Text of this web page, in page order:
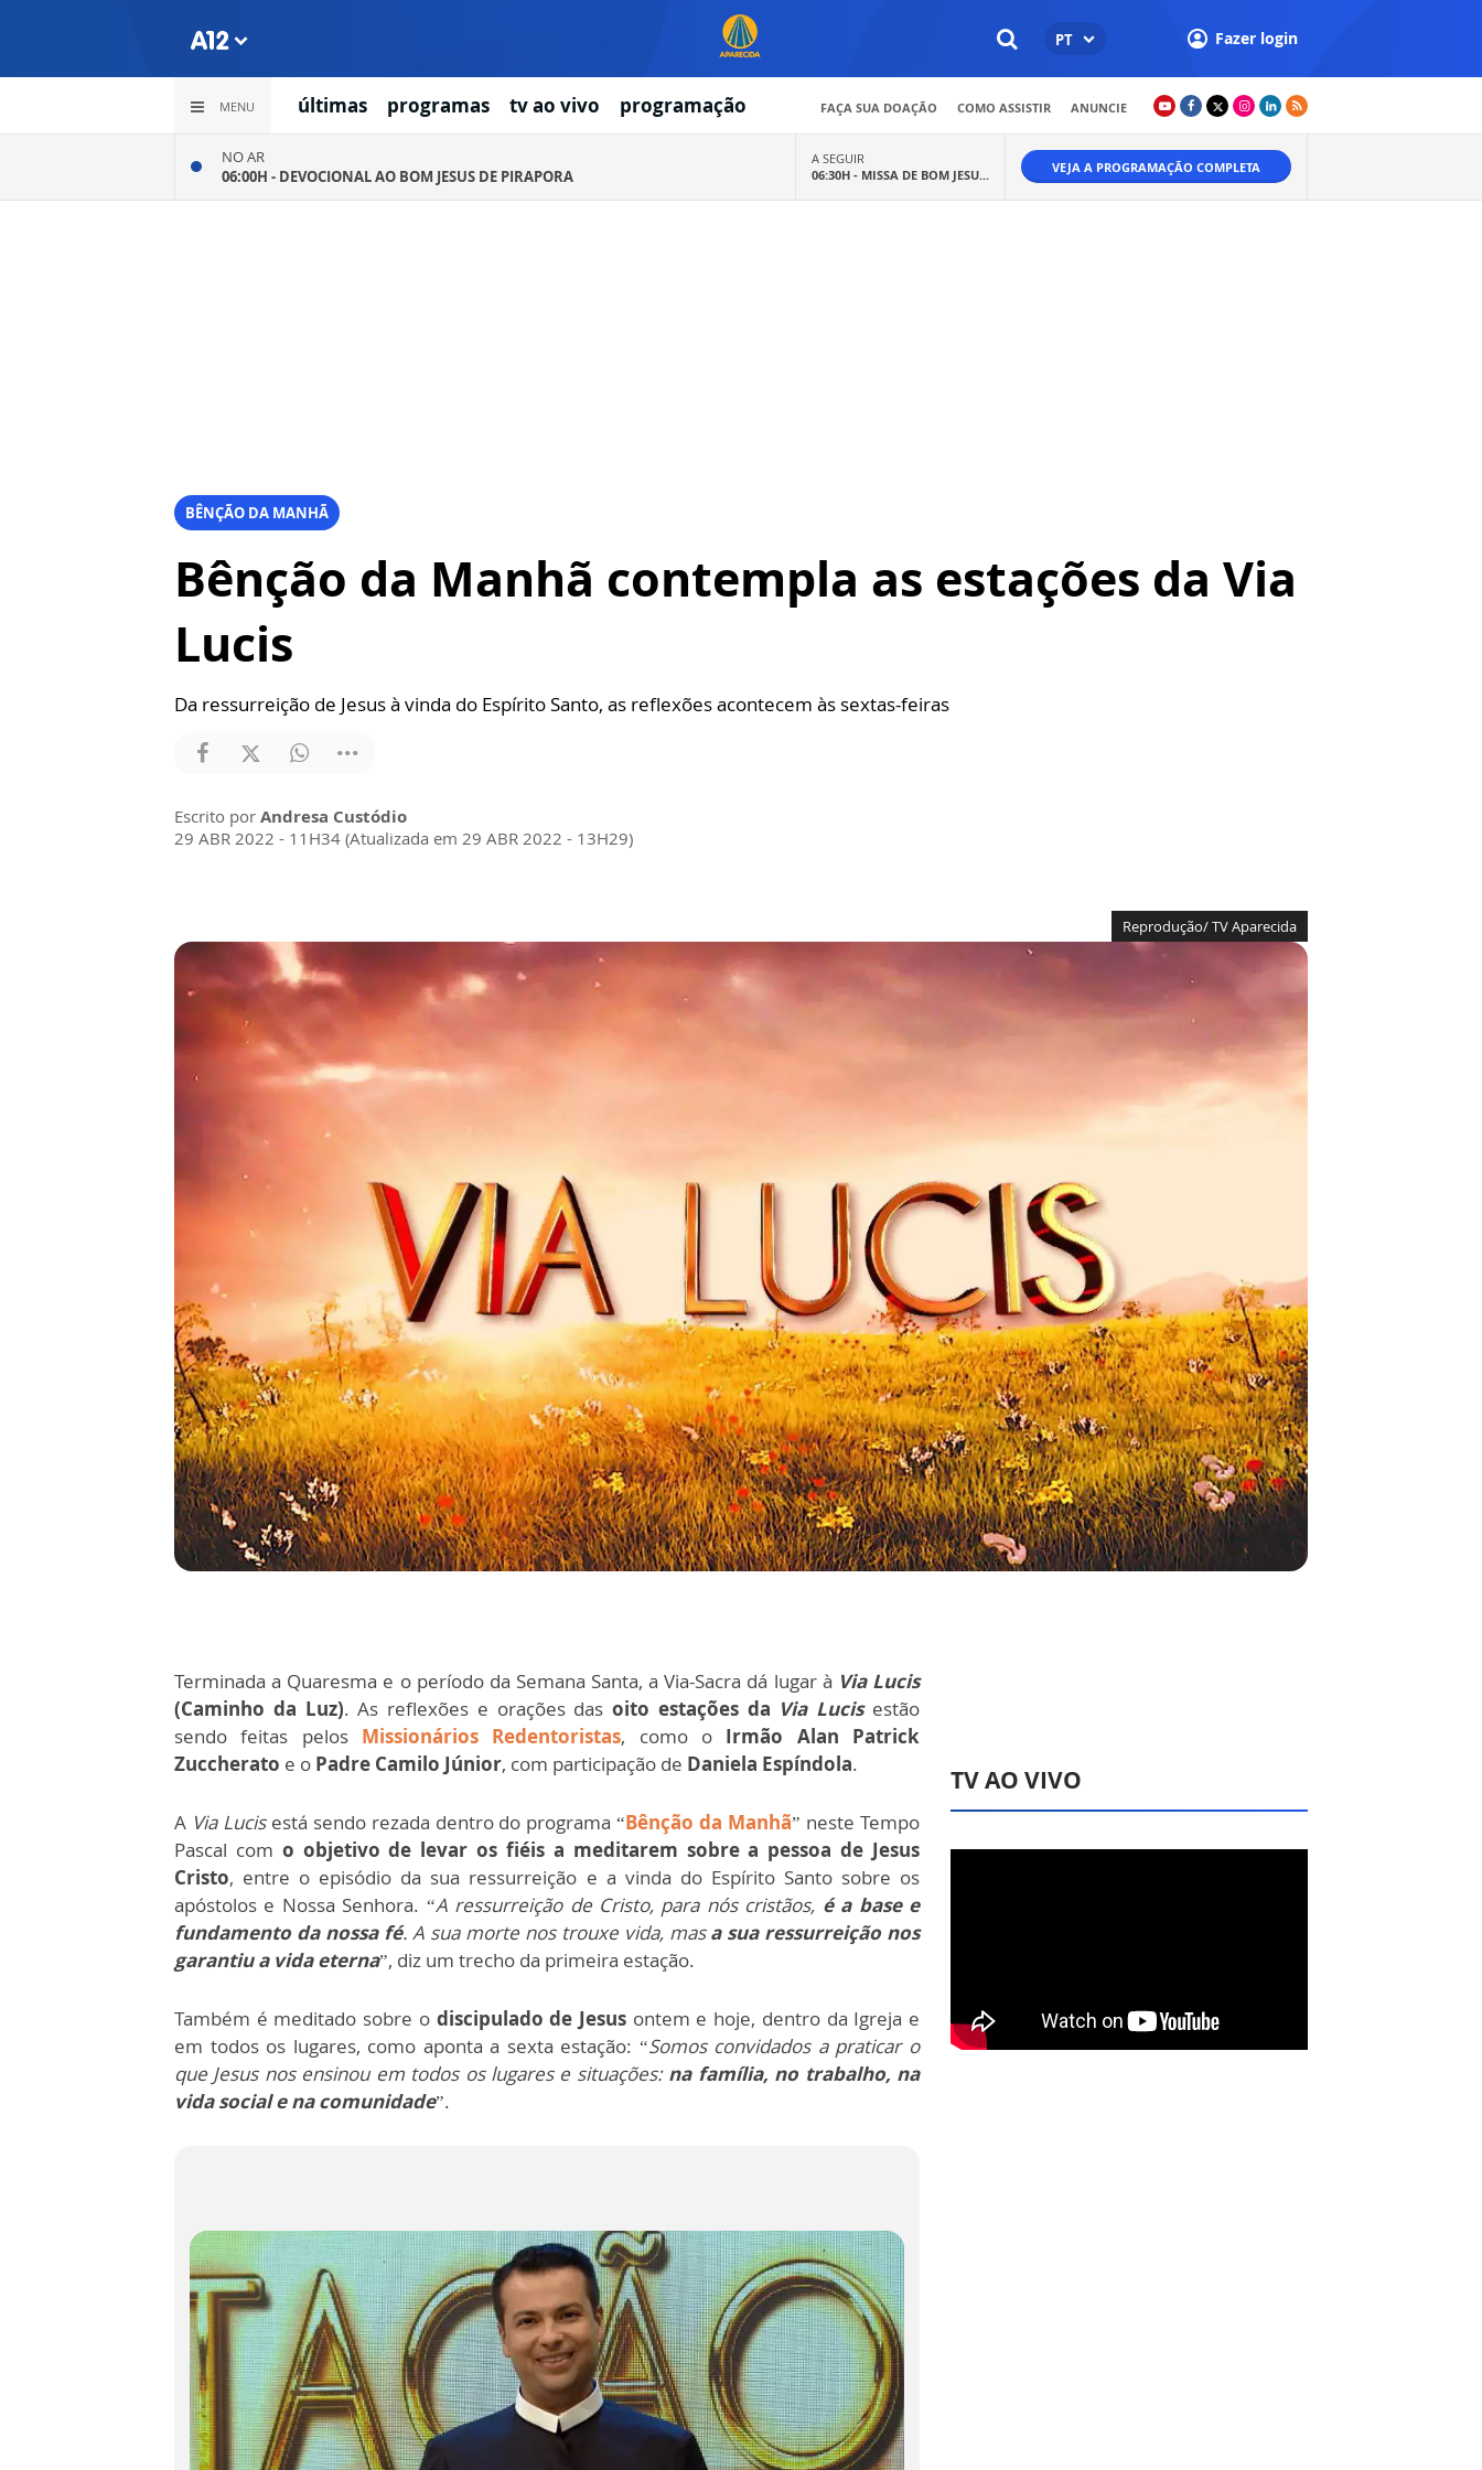
PT Fazer login
MENU últimas programas tv ao vivo programação FAÇA SUA DOAÇÃO COMO ASSISTIR ANUNCIE
NO AR
06:00H - DEVOCIONAL AO BOM JESUS DE PIRAPORA
A SEGUIR
06:30H - MISSA DE BOM JESU... VEJA A PROGRAMAÇÃO COMPLETA
BÊNÇÃO DA MANHÃ
Bênção da Manhã contempla as estações da Via
Lucis
Da ressurreição de Jesus à vinda do Espírito Santo, as reflexões acontecem às sextas-feiras
Escrito por Andresa Custódio
29 ABR 2022 - 11H34 (Atualizada em 29 ABR 2022 - 13H29)
Reprodução/ TV Aparecida
Terminada a Quaresma e o período da Semana Santa, a Via-Sacra dá lugar à Via Lucis
(Caminho da Luz). As reflexões e orações dasoito estações da Via Lucisestão
sendo feitas pelos Missionários Redentoristas, como o Irmão Alan Patrick
Zuccherato e o Padre Camilo Júnior, com participação de Daniela Espíndola.
A Via Lucisestá sendo rezada dentro do programa “Bênção da Manhã” neste Tempo
Pascal com o objetivo de levar os fiéis a meditarem sobre a pessoa de Jesus
Cristo, entre o episódio da sua ressurreição e a vinda do Espírito Santo sobre os
apóstolos e Nossa Senhora. “A ressurreição de Cristo, para nós cristãos, é a base e
fundamento da nossa fé. A sua morte nos trouxe vida, masa sua ressurreição nos
garantiu a vida eterna”, diz um trecho da primeira estação.
Também é meditado sobre odiscipulado de Jesus ontem e hoje, dentro da Igreja e
em todos os lugares, como aponta a sexta estação: “Somos convidados a praticar o
que Jesus nos ensinou em todos os lugares e situações: na família, no trabalho, na
vida social e na comunidade”.
TV AO VIVO